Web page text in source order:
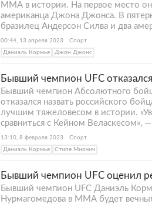
ММА в истории. На первое место
американца Джона Джонса. В
бразилец Андерсон Силва и два
00:44, 13 апреля 2023
Спорт
Даниэль Кормье
Джон Джонс
Бывший чемпион UFC
Бывший чемпион Абсолютного
отказался назвать российского
лучшим тяжеловесом в истории.
сравниться с Кейном Веласкесом»,
13:10, 8 февраля 2023
Спорт
Даниэль Кормье
Стипе Миочич
Бывший чемпион UFC оценил
Бывший чемпион UFC Даниэль
Нурмагомедова в ММА будет